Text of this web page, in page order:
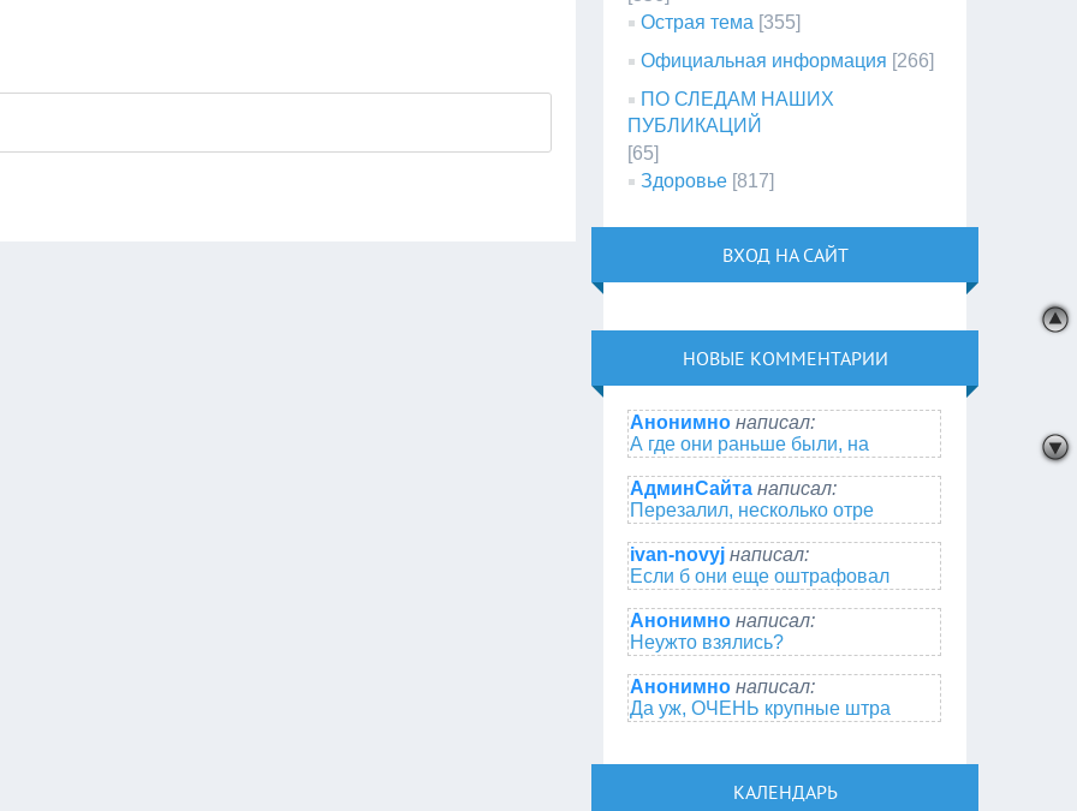
Острая тема [355]
Официальная информация [266]
ПО СЛЕДАМ НАШИХ
ПУБЛИКАЦИЙ
[65]
Здоровье [817]
ВХОД НА САЙТ
НОВЫЕ КОММЕНТАРИИ
Анонимно написал:
А где они раньше были, на
АдминСайта написал:
Перезалил, несколько отре
ivan-novyj написал:
Если б они еще оштрафовал
Анонимно написал:
Неужто взялись?
Анонимно написал:
Да уж, ОЧЕНЬ крупные штра
КАЛЕНДАРЬ